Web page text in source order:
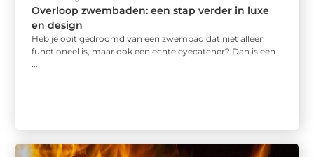
Overloop zwembaden: een stap verder in luxe
en design
Heb je ooit gedroomd van een zwembad dat niet alleen
functioneel is, maar ook een echte eyecatcher? Dan is een